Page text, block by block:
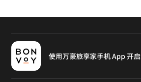
使用万豪旅享家手机 App 开